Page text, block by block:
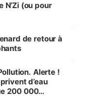
N’Zi (ou pour
de retour à
Alerte !
d’eau
200 000